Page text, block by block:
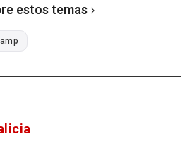
estos temas